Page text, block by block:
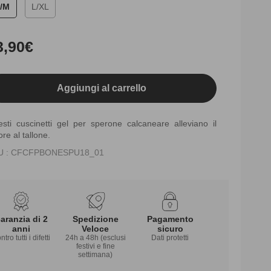
M L/XL
Aggiungi al carrello
cuscinetti gel per sperone calcaneare alleviano il
al tallone.
: CFCFPBONESPU18_01
di 2
anni
tutti i difetti
Spedizione
Veloce
24h a 48h (esclusi
festivi e fine
settimana)
Pagamento
sicuro
Dati protetti